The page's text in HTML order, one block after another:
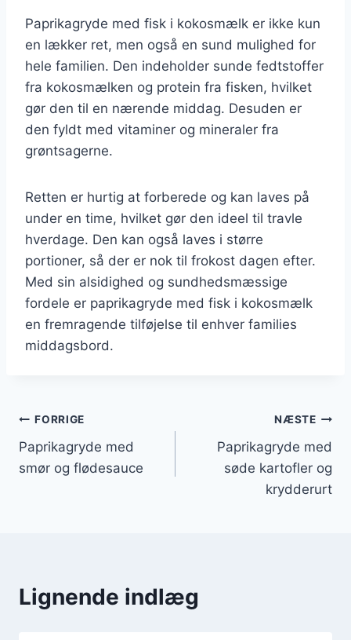
Paprikagryde med fisk i kokosmælk er ikke kun
en lækker ret, men også en sund mulighed for
hele familien. Den indeholder sunde fedtstoffer
fra kokosmælken og protein fra fisken, hvilket
gør den til en nærende middag. Desuden er
den fyldt med vitaminer og mineraler fra
grøntsagerne.
Retten er hurtig at forberede og kan laves på
under en time, hvilket gør den ideel til travle
hverdage. Den kan også laves i større
portioner, så der er nok til frokost dagen efter.
Med sin alsidighed og sundhedsmæssige
fordele er paprikagryde med fisk i kokosmælk
en fremragende tilføjelse til enhver families
middagsbord.
Indlægsnavigation
FORRIGE
Paprikagryde med
smør og flødesauce
NÆSTE
Paprikagryde med
søde kartofler og
krydderurt
Lignende indlæg